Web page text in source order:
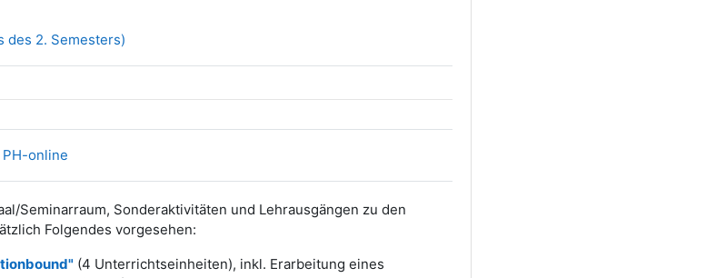
des 2. Semesters)Link/URL
onlineLink/URL
Seminarraum, Sonderaktivitäten und Lehrausgängen zu den
Folgendes vorgesehen:
(4 Unterrichtseinheiten), inkl. Erarbeitung eines